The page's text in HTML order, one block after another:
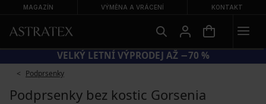
MAGAZÍN VÝMĚNA A VRÁCENÍ KONTAKT
−20 % NA ZLEVNĚNÉ PLAVKY
Podprsenky
Podprsenky bez kostic Gorsenia